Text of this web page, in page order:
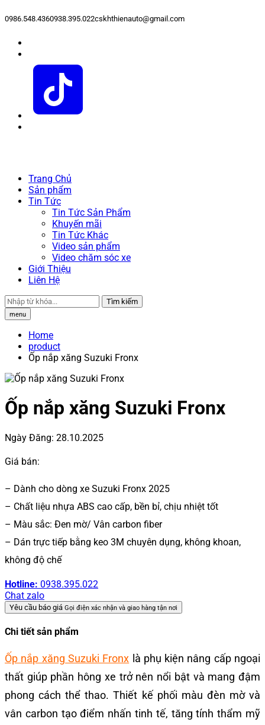
0986.548.4360938.395.022cskhthienauto@gmail.com
Trang Chủ
Sản phẩm
Tin Tức
Tin Tức Sản Phẩm
Khuyến mãi
Tin Tức Khác
Video sản phẩm
Video chăm sóc xe
Giới Thiệu
Liên Hệ
Tìm kiếm
menu
Home
product
Ốp nắp xăng Suzuki Fronx
Ốp nắp xăng Suzuki Fronx
Ngày Đăng: 28.10.2025
Giá bán:
– Dành cho dòng xe Suzuki Fronx 2025
– Chất liệu nhựa ABS cao cấp, bền bỉ, chịu nhiệt tốt
– Màu sắc: Đen mờ/ Vân carbon fiber
– Dán trực tiếp bằng keo 3M chuyên dụng, không khoan,
không độ chế
Hotline: 0938.395.022
Chat zalo
Yêu cầu báo giá Gọi điện xác nhận và giao hàng tận nơi
Chi tiết sản phẩm
Ốp nắp xăng Suzuki Fronx là phụ kiện nâng cấp ngoại
thất giúp phần hông xe trở nên nổi bật và mang đậm
phong cách thể thao. Thiết kế phối màu đèn mờ và
vân carbon tạo điểm nhấn tinh tế, tăng tính thẩm mỹ